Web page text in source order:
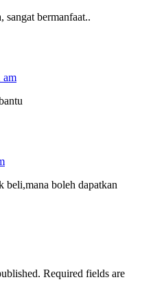
sangat bermanfaat..
am
beli,mana boleh dapatkan
Required fields are